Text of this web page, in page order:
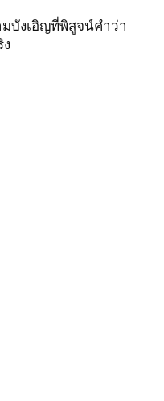
มบังเอิญที่พิสูจน์คำว่า